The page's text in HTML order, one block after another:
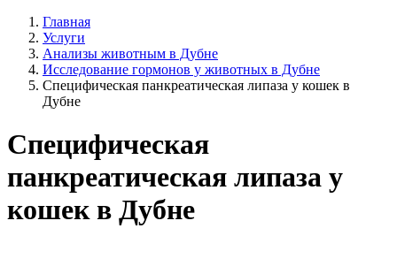
Главная
Услуги
Анализы животным в Дубне
Исследование гормонов у животных в Дубне
Специфическая панкреатическая липаза у кошек в
Дубне
Специфическая
панкреатическая липаза у
кошек в Дубне